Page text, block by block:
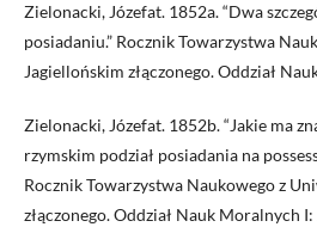
Zielonacki, Józefat. 1852a. “Dwa
posiadaniu.” Rocznik Towarzystwa
Jagiellońskim złączonego. Oddział
Zielonacki, Józefat. 1852b. “Jakie ma
rzymskim podział posiadania na
Rocznik Towarzystwa Naukowego z
złączonego. Oddział Nauk Moralnych